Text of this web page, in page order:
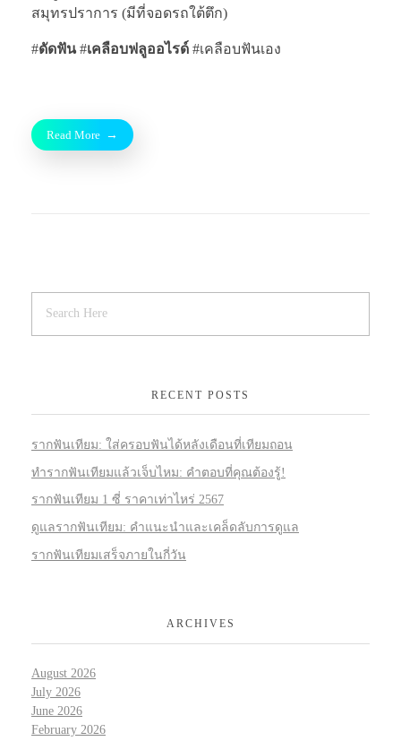
สมุทรปราการ (มีที่จอดรถใต้ตึก)
#ดัดฟัน#เคลือบฟลูออไรด์ #เคลือบฟันเอง
Read More
RECENT POSTS
รากฟันเทียม: ใส่ครอบฟันได้หลังเดือนที่เทียมถอน
ทำรากฟันเทียมแล้วเจ็บไหม: คำตอบที่คุณต้องรู้!
รากฟันเทียม 1 ซี่ ราคาเท่าไหร่ 2567
ดูแลรากฟันเทียม: คำแนะนำและเคล็ดลับการดูแล
รากฟันเทียมเสร็จภายในกี่วัน
ARCHIVES
August 2026
July 2026
June 2026
February 2026